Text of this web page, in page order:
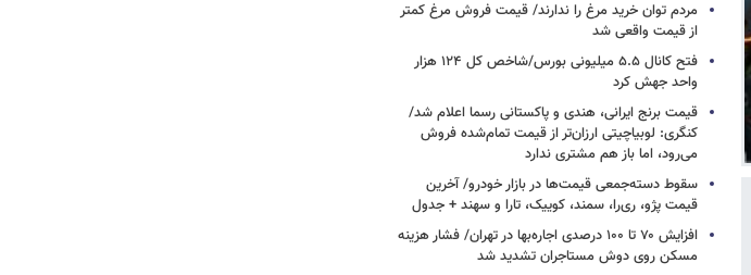
مردم توان خرید مرغ را ندارند/ قیمت فروش مرغ کمتر
از قیمت واقعی شد
فتح کانال ۵.۵ میلیونی بورس/شاخص کل ۱۲۴ هزار
واحد جهش کرد
قیمت برنج ایرانی، هندی و پاکستانی رسما اعلام شد/
کنگری: لوبیاچیتی ارزان‌تر از قیمت تمام‌شده فروش
می‌رود، اما باز هم مشتری ندارد
سقوط دسته‌جمعی قیمت‌ها در بازار خودرو/ آخرین
قیمت پژو، ری‌را، سمند، کوییک، تارا و سهند + جدول
افزایش ۷۰ تا ۱۰۰ درصدی اجاره‌بها در تهران/ فشار هزینه
مسکن روی دوش مستاجران تشدید شد